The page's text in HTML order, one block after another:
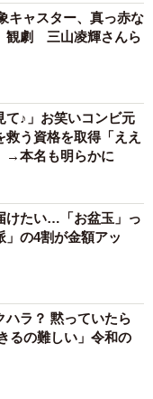
キャスター、真っ赤な
観劇 三山凌輝さんら
て♪」お笑いコンビ元
う資格を取得「ええ
→本名も明らかに
けたい…「お盆玉」っ
」の4割が金額アッ
ハラ？ 黙っていたら
るの難しい」令和の